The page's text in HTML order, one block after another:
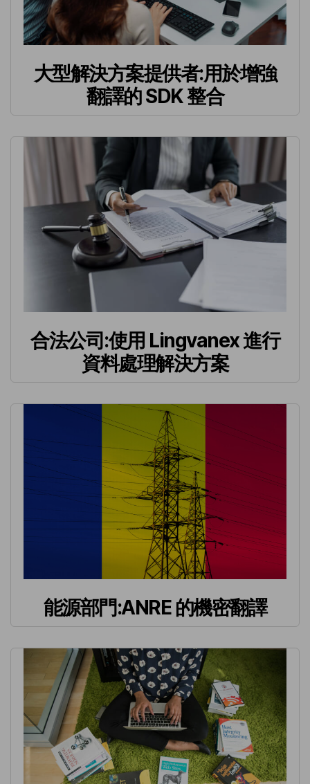
大型解決方案提供者:用於增強
翻譯的 SDK 整合
合法公司:使用 Lingvanex 進行
資料處理解決方案
能源部門:ANRE 的機密翻譯